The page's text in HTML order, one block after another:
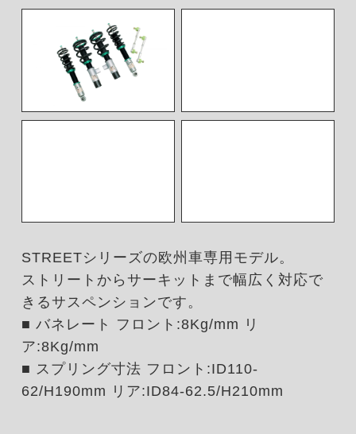
STREETシリーズの欧州車専用モデル。
ストリートからサーキットまで幅広く対応で
きるサスペンションです。
■ バネレート フロント:8Kg/mm リ
ア:8Kg/mm
■ スプリング寸法 フロント:ID110-
62/H190mm リア:ID84-62.5/H210mm